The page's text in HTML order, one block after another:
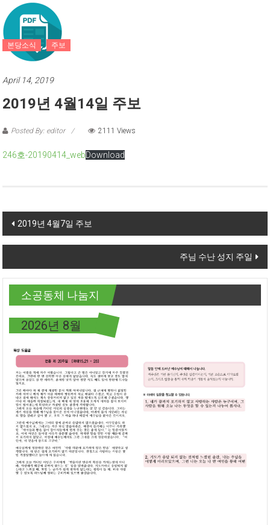
본당소식 주보
April 14, 2019
2019년 4월14일 주보
Posted By: editor 2111 Views
246호-20190414_webDownload
Post navigation
2019년 4월7일 주보
주님 수난 성지 주일
소공동체 나눔지
2026년 8월